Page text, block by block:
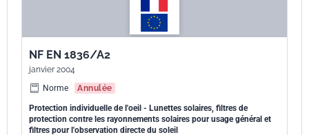
NF EN 1836/A2
janvier 2004
Norme
Annulée
Protection individuelle de l'oeil - Lunettes solaires, filtres de
protection contre les rayonnements solaires pour usage général et
filtres pour l'observation directe du soleil